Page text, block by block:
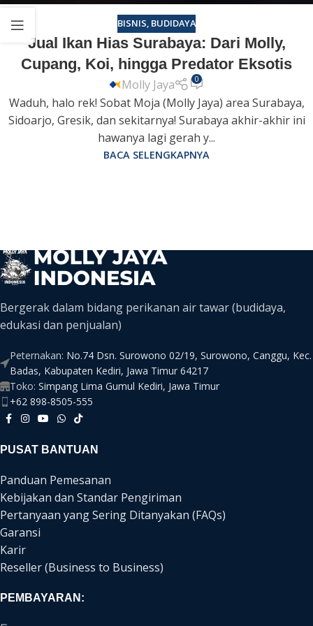
BISNIS, BUDIDAYA
Jual Ikan Hias Surabaya: Dari Molly,
Cupang, Koi, hingga Predator Eksotis
Molly Jaya 0
Waduh, halo rek! Sobat Moja (Molly Jaya) area Surabaya,
Sidoarjo, Gresik, dan sekitarnya! Surabaya akhir-akhir ini
hawanya lagi gerah y...
BACA SELENGKAPNYA
Bergerak dalam bidang perikanan air tawar (budidaya,
edukasi dan penjualan)
Peternakan: No.74 Dsn. Surowono 02/19, Surowono, Canggu, Kec.
Badas, Kabupaten Kediri, Jawa Timur 64217
Toko: Simpang Lima Gumul Kediri, Jawa Timur
+62 898-8505-555
PUSAT BANTUAN
Panduan Pemesanan
Kebijakan dan Standar Pengiriman
Pertanyaan yang Sering Ditanyakan (FAQs)
Garansi
Karir
Reseller (Business to Business)
PEMBAYARAN: